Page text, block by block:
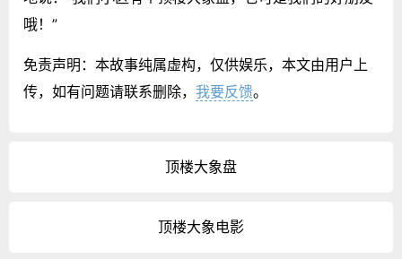
哦！”
免责声明：本故事纯属虚构，仅供娱乐，本文由用户上
传，如有问题请联系删除， 我要反馈。
顶楼大象盘
顶楼大象电影